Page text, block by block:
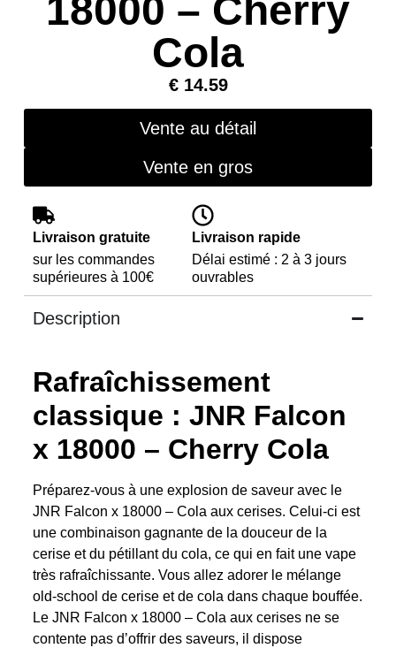
18000 – Cherry
Cola
€14.59
Vente au détail
Vente en gros
Livraison gratuite
sur les commandes
supérieures à 100€
Livraison rapide
Délai estimé : 2 à 3 jours
ouvrables
Description
Rafraîchissement
classique : JNR Falcon
x 18000 – Cherry Cola
Préparez-vous à une explosion de saveur avec le
JNR Falcon x 18000 – Cola aux cerises. Celui-ci est
une combinaison gagnante de la douceur de la
cerise et du pétillant du cola, ce qui en fait une vape
très rafraîchissante. Vous allez adorer le mélange
old-school de cerise et de cola dans chaque bouffée.
Le JNR Falcon x 18000 – Cola aux cerises ne se
contente pas d’offrir des saveurs, il dispose